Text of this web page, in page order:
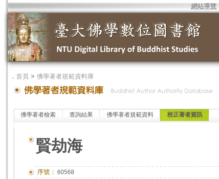
網站導覽
． 首頁 > 佛學著者規範資料庫
佛學著者檢索 查詢結果 佛學著者規範資料 校正著者資訊
賢劫海
序號： 60568